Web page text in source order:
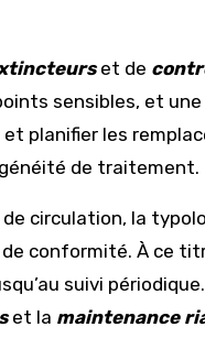
et de
sensibles, et
planifier les
de traitement.
circulation, la
conformité. À ce
suivi
et la maintenance